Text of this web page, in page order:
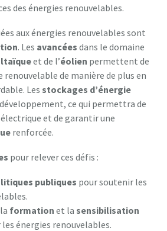
des énergies renouvelables.
aux énergies renouvelables sont
. Les avancées dans le domaine
et de l’éolien permettent de
renouvelable de manière de plus en
Les stockages d’énergie
ce qui permettra de
et de garantir une
renforcée.
pour relever ces défis :
publiques pour soutenir les
formation et la sensibilisation
énergies renouvelables.